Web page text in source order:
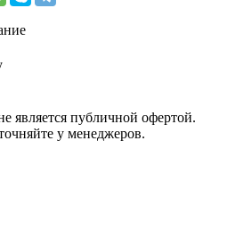
является публичной офертой.
у менеджеров.